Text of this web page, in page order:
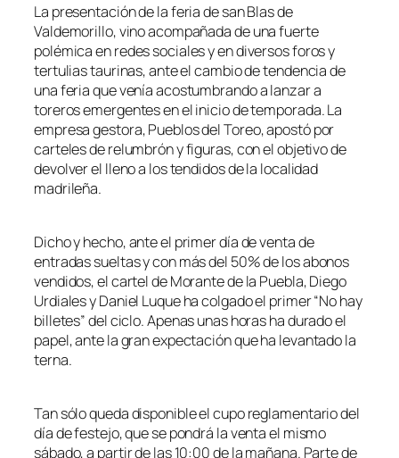
La presentación de la feria de san Blas de
Valdemorillo, vino acompañada de una fuerte
polémica en redes sociales y en diversos foros y
tertulias taurinas, ante el cambio de tendencia de
una feria que venía acostumbrando a lanzar a
toreros emergentes en el inicio de temporada. La
empresa gestora, Pueblos del Toreo, apostó por
carteles de relumbrón y figuras, con el objetivo de
devolver el lleno a los tendidos de la localidad
madrileña.
Dicho y hecho, ante el primer día de venta de
entradas sueltas y con más del 50% de los abonos
vendidos, el cartel de Morante de la Puebla, Diego
Urdiales y Daniel Luque ha colgado el primer “No hay
billetes” del ciclo. Apenas unas horas ha durado el
papel, ante la gran expectación que ha levantado la
terna.
Tan sólo queda disponible el cupo reglamentario del
día de festejo, que se pondrá la venta el mismo
sábado, a partir de las 10:00 de la mañana. Parte de